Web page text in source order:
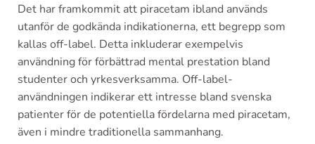
Det har framkommit att piracetam ibland används
utanför de godkända indikationerna, ett begrepp som
kallas off-label. Detta inkluderar exempelvis
användning för förbättrad mental prestation bland
studenter och yrkesverksamma. Off-label-
användningen indikerar ett intresse bland svenska
patienter för de potentiella fördelarna med piracetam,
även i mindre traditionella sammanhang.